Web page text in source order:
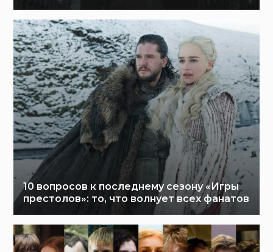
10 вопросов к последнему сезону «Игры
престолов»: то, что волнует всех фанатов